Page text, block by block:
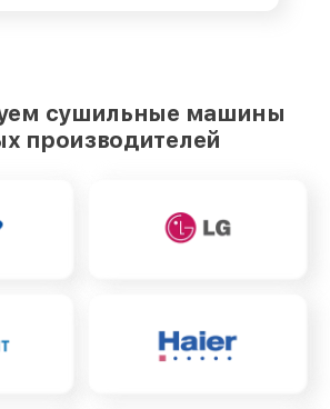
сушильные машины
производителей